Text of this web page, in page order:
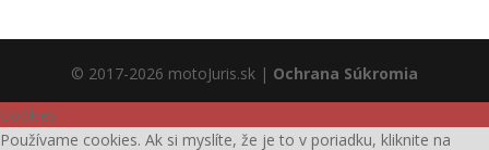
© 2017-2026 motoJuris.sk | Ochrana Súkromia
Cookies
Používame cookies. Ak si myslíte, že je to v poriadku, kliknite na